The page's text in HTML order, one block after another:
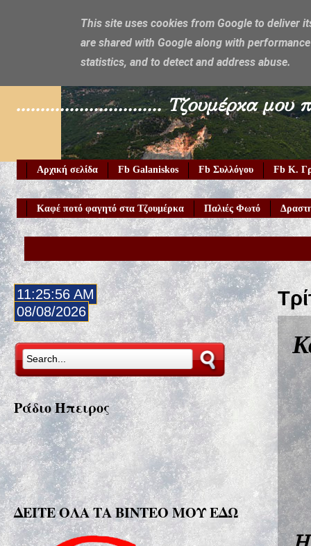
Galaniskos
.............................. Τζουμέρκα μου
Αρχική σελίδα Fb Galaniskos Fb Συλλόγου Fb Κ.
Καφέ ποτό φαγητό στα Τζουμέρκα Παλιές Φωτό
11:25:58 AM
08/08/2026
Ράδιο Ήπειρος
ΔΕΙΤΕ ΟΛΑ ΤΑ ΒΙΝΤΕΟ ΜΟΥ ΕΔΩ
This site uses cookies from Google to deliver
are shared with Google along with
statistics, and to detect and address abuse.